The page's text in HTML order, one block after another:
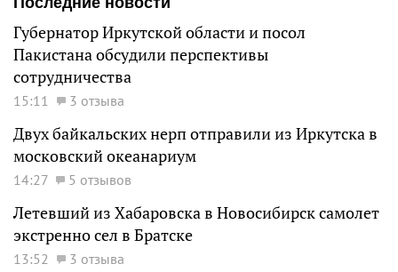
Губернатор Иркутской области и посол
Пакистана обсудили перспективы
сотрудничества
15:11 3 отзыва
Двух байкальских нерп отправили из Иркутска в
московский океанариум
14:27 5 отзывов
Летевший из Хабаровска в Новосибирск самолет
экстренно сел в Братске
13:52 3 отзыва